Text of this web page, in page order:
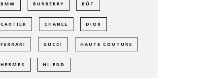
BMW BURBERRY BÚT
CARTIER CHANEL DIOR
FERRARI GUCCI HAUTE COUTURE
HERMES HI-END